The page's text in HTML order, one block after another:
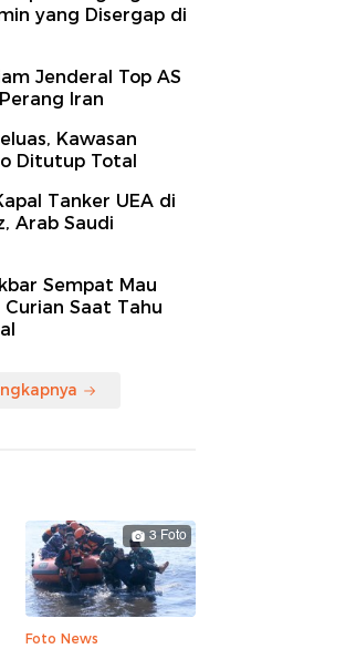
yang Disergap di
Jenderal Top AS
Iran
Kawasan
Ditutup Total
Tanker UEA di
Arab Saudi
Sempat Mau
Saat Tahu
3 Foto
Foto News